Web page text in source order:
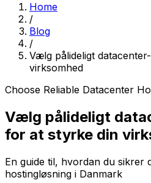
Home
/
Blog
/
Vælg pålideligt
virksomhed
Choose Reliable Datacenter
Vælg pålideligt
for at styrke din
En guide til, hvordan du sikrer
hostingløsning i Danmark